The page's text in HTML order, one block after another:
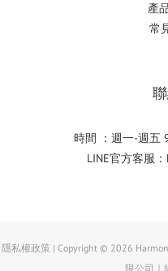
產
常
時間 ：週一-週五
LINE官方客服：
隱私權政策 | Copyright © 2026
限公司｜